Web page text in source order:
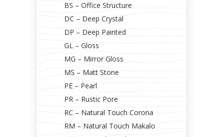
BS – Office Structure
DC – Deep Crystal
DP – Deep Painted
GL – Gloss
MG – Mirror Gloss
MS – Matt Stone
PE – Pearl
PR – Rustic Pore
RC – Natural Touch Corona
RM – Natural Touch Makalo